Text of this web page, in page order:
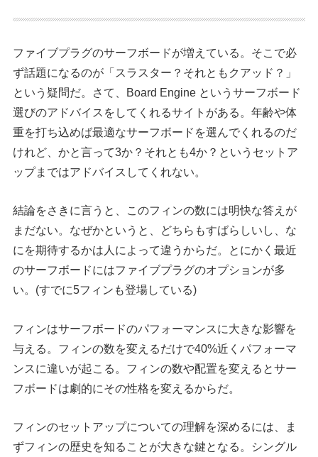
ファイブプラグのサーフボードが増えている。そこで必
ず話題になるのが「スラスター？それともクアッド？」
という疑問だ。さて、Board Engine というサーフボード
選びのアドバイスをしてくれるサイトがある。年齢や体
重を打ち込めば最適なサーフボードを選んでくれるのだ
けれど、かと言って3か？それとも4か？というセットア
ップまではアドバイスしてくれない。
結論をさきに言うと、このフィンの数には明快な答えが
まだない。なぜかというと、どちらもすばらしいし、な
にを期待するかは人によって違うからだ。とにかく最近
のサーフボードにはファイブプラグのオプションが多
い。(すでに5フィンも登場している)
フィンはサーフボードのパフォーマンスに大きな影響を
与える。フィンの数を変えるだけで40%近くパフォーマ
ンスに違いが起こる。フィンの数や配置を変えるとサー
フボードは劇的にその性格を変えるからだ。
フィンのセットアップについての理解を深めるには、ま
ずフィンの歴史を知ることが大きな鍵となる。シングル
FOLLOW US ON